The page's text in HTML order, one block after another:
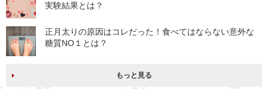
実験結果とは？
正月太りの原因はコレだった！食べてはならない意外な
糖質NO１とは？
もっと見る